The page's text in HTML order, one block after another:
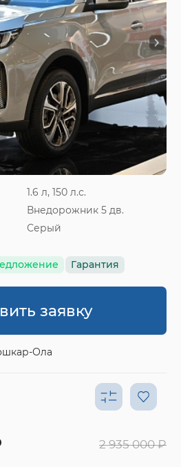
1.6 л, 150 л.с.
Внедорожник 5 дв.
Серый
Гарантия
заявку
Ола
2 935 000 ₽